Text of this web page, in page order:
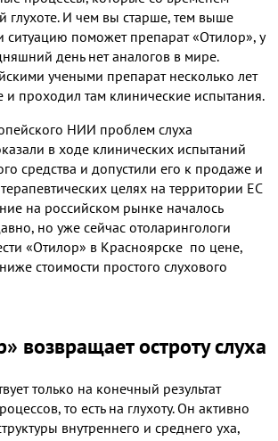
глухоте. И чем вы старше, тем выше
ситуацию поможет препарат «Отилор», у
день нет аналогов в мире.
учеными препарат несколько лет
и проходил там клинические испытания.
НИИ проблем слуха
в ходе клинических испытаний
средства и допустили его к продаже и
целях на территории ЕС
на российском рынке началось
но уже сейчас отоларингологи
«Отилор» в Красноярске по цене,
стоимости простого слухового
возвращает остроту слуха
только на конечный результат
то есть на глухоту. Он активно
внутреннего и среднего уха,